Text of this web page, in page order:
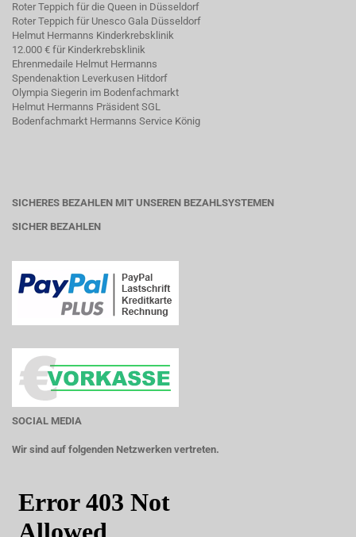
Roter Teppich für die Queen in Düsseldorf
Roter Teppich für Unesco Gala Düsseldorf
Helmut Hermanns Kinderkrebsklinik
12.000 € für Kinderkrebsklinik
Ehrenmedaile Helmut Hermanns
Spendenaktion Leverkusen Hitdorf
Olympia Siegerin im Bodenfachmarkt
Helmut Hermanns Präsident SGL
Bodenfachmarkt Hermanns Service König
SICHERES BEZAHLEN MIT UNSEREN BEZAHLSYSTEMEN
SICHER BEZAHLEN
SOCIAL MEDIA
Wir sind auf folgenden Netzwerken vertreten.